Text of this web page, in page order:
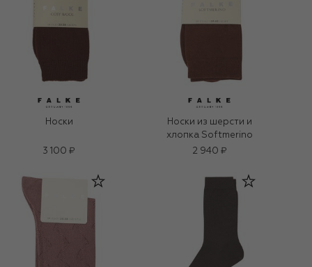
Носки
3 100 ₽
Носки из шерсти и
хлопка Softmerino
2 940 ₽